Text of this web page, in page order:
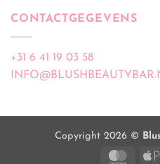
CONTACTGEGEVENS
+31 6 41 19 03 58
Copyright 2026 ©